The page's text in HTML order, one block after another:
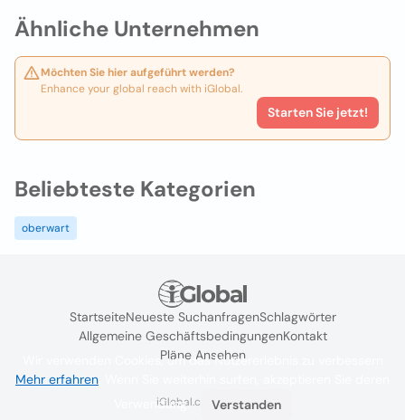
Ähnliche Unternehmen
Möchten Sie hier aufgeführt werden?
Enhance your global reach with iGlobal.
Starten Sie jetzt!
Beliebteste Kategorien
oberwart
StartseiteNeueste SuchanfragenSchlagwörter
Allgemeine GeschäftsbedingungenKontakt
Pläne Ansehen
iGlobal.co @ 2024
Wir verwenden Cookies, um das Nutzererlebnis zu verbessern
Mehr erfahren
Verwendung.
Verstanden